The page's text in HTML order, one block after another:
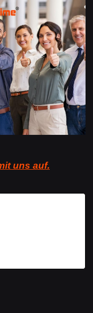
uns auf.